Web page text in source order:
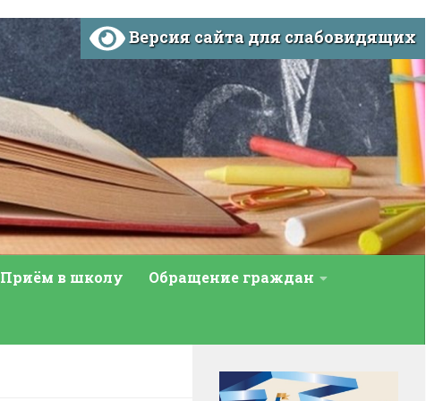
Версия сайта для слабовидящих
Приём в школу Обращение граждан